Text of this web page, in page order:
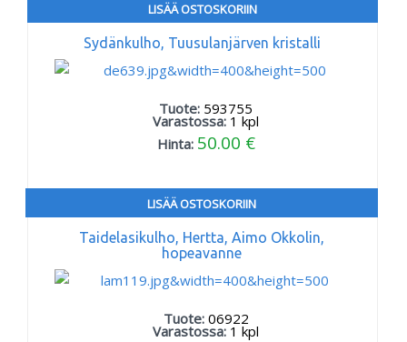
LISÄÄ OSTOSKORIIN
Sydänkulho, Tuusulanjärven kristalli
Tuote: 593755
Varastossa: 1 kpl
Hinta: 50.00 €
LISÄÄ OSTOSKORIIN
Taidelasikulho, Hertta, Aimo Okkolin,
hopeavanne
Tuote: 06922
Varastossa: 1 kpl